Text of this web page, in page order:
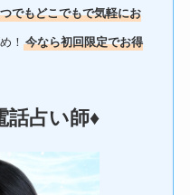
でもどこでもで気軽にお
！今なら初回限定でお得
話占い師♦︎